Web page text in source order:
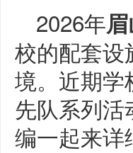
2026年
校的配套设
境。近期学
先队系列活
编一起来详